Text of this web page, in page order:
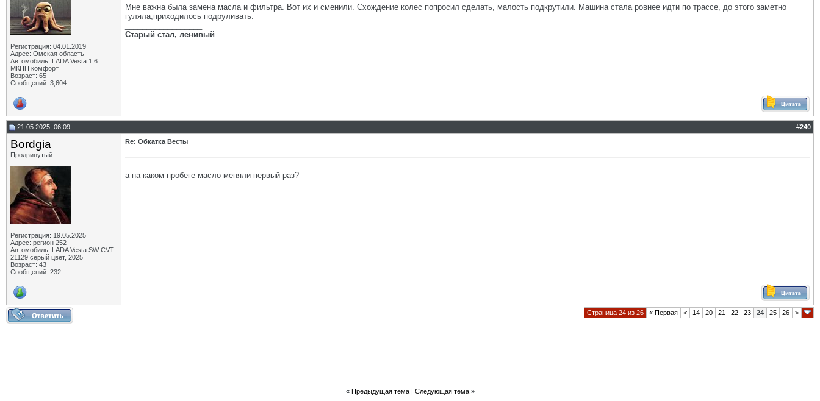
Регистрация: 04.01.2019
Адрес: Омская область
Автомобиль: LADA Vesta 1,6
МКПП комфорт
Возраст: 65
Сообщений: 3,604
Мне важна была замена масла и фильтра. Вот их и сменили. Схождение колес попросил сделать, малость подкрутили. Машина стала ровнее идти по трассе, до этого заметно
гуляла,приходилось подруливать.
Старый стал, ленивый
21.05.2025, 06:09 #240
Bordgia
Продвинутый
Регистрация: 19.05.2025
Адрес: регион 252
Автомобиль: LADA Vesta SW CVT
21129 серый цвет, 2025
Возраст: 43
Сообщений: 232
Re: Обкатка Весты
а на каком пробеге масло меняли первый раз?
Страница 24 из 26 « Первая < 14 20 21 22 23 24 25 26 >
« Предыдущая тема| Следующая тема »